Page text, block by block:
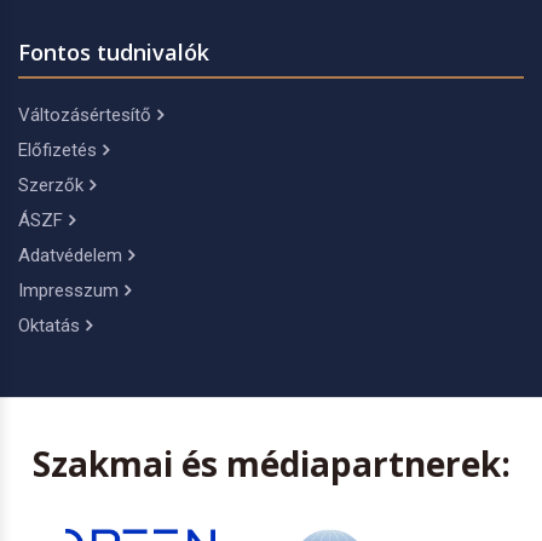
Fontos tudnivalók
Változásértesítő
Előfizetés
Szerzők
ÁSZF
Adatvédelem
Impresszum
Oktatás
Szakmai és médiapartnerek: